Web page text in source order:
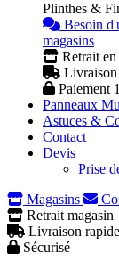
Plinthes &
Besoin
magasins
Retrait en
Livraison
Paiement
Panneaux
Astuces &
Contact
Devis
Prise
Magasins
Retrait magasin
Livraison rapide
Sécurisé